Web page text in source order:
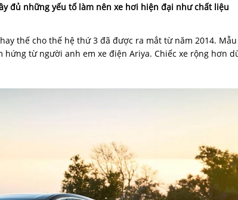
đủ những yếu tố làm nên xe hơi hiện đại như chất liệu
thế cho thế hệ thứ 3 đã được ra mắt từ năm 2014. Mẫu
từ người anh em xe điện Ariya. Chiếc xe rộng hơn